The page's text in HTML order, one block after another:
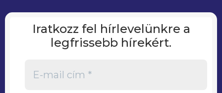
Iratkozz fel hírlevelünkre a
legfrissebb hírekért.